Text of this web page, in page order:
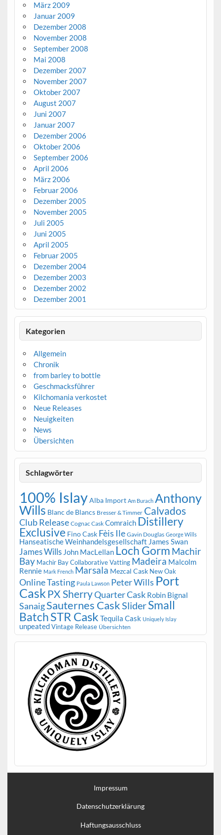
März 2009
Januar 2009
Dezember 2008
November 2008
September 2008
Mai 2008
Dezember 2007
November 2007
Oktober 2007
August 2007
Juni 2007
Januar 2007
Dezember 2006
Oktober 2006
September 2006
April 2006
März 2006
Februar 2006
Dezember 2005
November 2005
Juli 2005
Juni 2005
April 2005
Februar 2005
Dezember 2004
Dezember 2003
Dezember 2002
Dezember 2001
Kategorien
Allgemein
Chronik
from barley to bottle
Geschmacksführer
Kilchomania verkostet
Neue Releases
Neuigkeiten
News
Übersichten
Schlagwörter
100% IslayAlba Import Am Burach Anthony
Wills Blanc de Blancs Bresser & Timmer Calvados
Club Release Cognac Cask Comraich Distillery
Exclusive Fino Cask Fèis Ile Gavin Douglas George Wills
Hanseatische Weinhandelsgesellschaft James Swan
James Wills John MacLellan Loch Gorm Machir
Bay Machir Bay Collaborative Vatting Madeira Malcolm
Rennie Mark French Marsala Mezcal Cask New Oak
Online Tasting Paula Lawson Peter Wills Port
Cask PX SherryQuarter Cask Robin Bignal
SanaigSauternes Cask SliderSmall
BatchSTR Cask Tequila Cask Uniquely Islay
unpeatedVintage Release Übersichten
Impressum
Datenschutzerklärung
Haftungsausschluss